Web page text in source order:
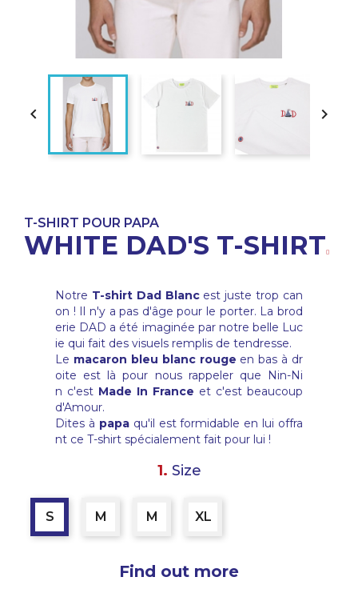
 
T-SHIRT POUR PAPA
WHITE DAD'S T-SHIRT
Notre T-shirt Dad Blancest juste trop can
on ! Il n'y a pas d'âge pour le porter. La brod
erie DAD a été imaginée par notre belle Luc
ie qui fait des visuels remplis de tendresse.
Le macaron bleu blanc rouge en bas à dr
oite est là pour nous rappeler que Nin-Ni
n c'est Made In France et c'est beaucoup
d'Amour.
Dites à papaqu'il est formidable en lui offra
nt ce T-shirt spécialement fait pour lui !
1. Size
S M M XL
Find out more